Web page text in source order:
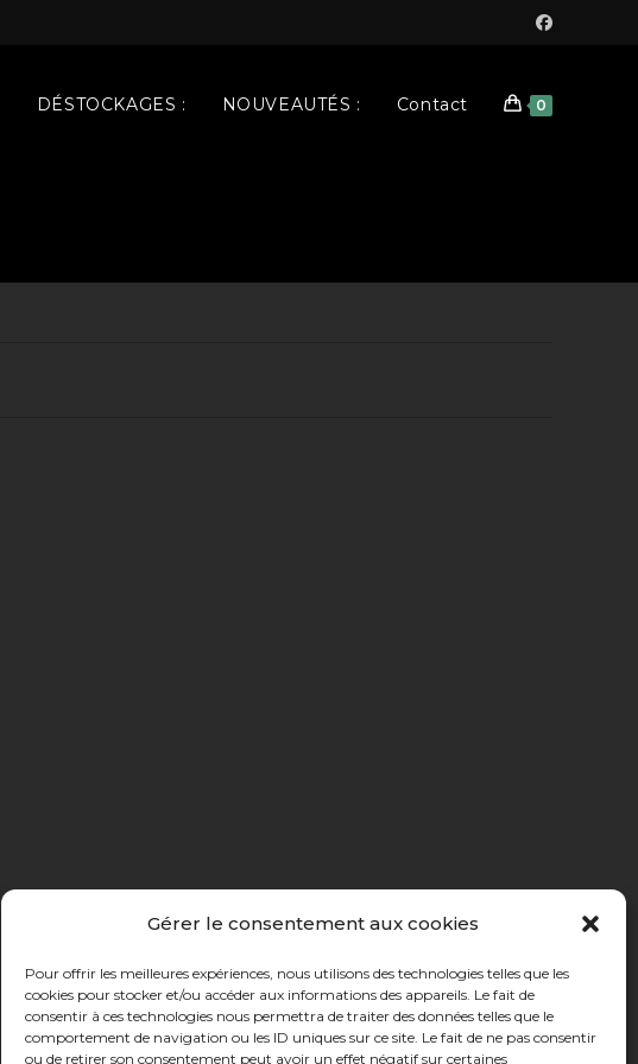
Gérer le consentement aux cookies
Pour offrir les meilleures expériences, nous utilisons des technologies telles que les
cookies pour stocker et/ou accéder aux informations des appareils. Le fait de
consentir à ces technologies nous permettra de traiter des données telles que le
comportement de navigation ou les ID uniques sur ce site. Le fait de ne pas consentir
ou de retirer son consentement peut avoir un effet négatif sur certaines
DÉSTOCKAGES : NOUVEAUTÉS : Contact 0